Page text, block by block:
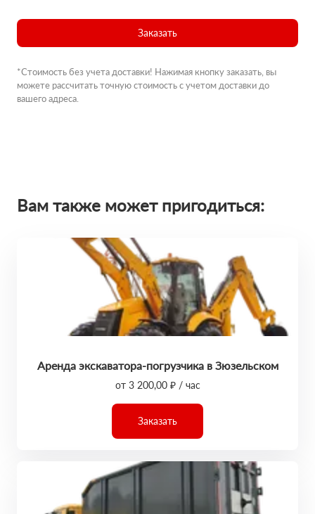
Заказать
*Стоимость без учета доставки! Нажимая кнопку заказать, вы
можете рассчитать точную стоимость с учетом доставки до
вашего адреса.
Вам также может пригодиться:
Аренда экскаватора-погрузчика в Зюзельском
от 3 200,00 ₽ / час
Заказать